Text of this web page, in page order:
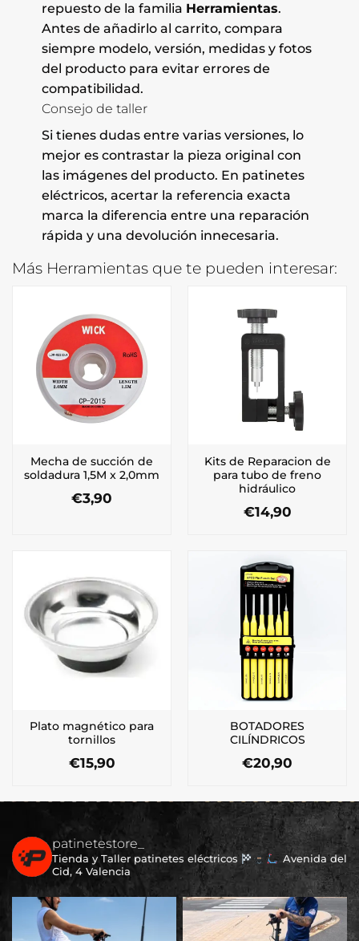
repuesto de la familia Herramientas.
Antes de añadirlo al carrito, compara
siempre modelo, versión, medidas y fotos
del producto para evitar errores de
compatibilidad.
Consejo de taller
Si tienes dudas entre varias versiones, lo
mejor es contrastar la pieza original con
las imágenes del producto. En patinetes
eléctricos, acertar la referencia exacta
marca la diferencia entre una reparación
rápida y una devolución innecesaria.
Más Herramientas que te pueden interesar:
Mecha de succión de
soldadura 1,5M x 2,0mm
€3,90
Kits de Reparacion de
para tubo de freno
hidráulico
€14,90
Plato magnético para
tornillos
€15,90
BOTADORES
CILÍNDRICOS
€20,90
patinetestore_
Tienda y Taller patinetes eléctricos
Avenida del
Cid, 4 Valencia